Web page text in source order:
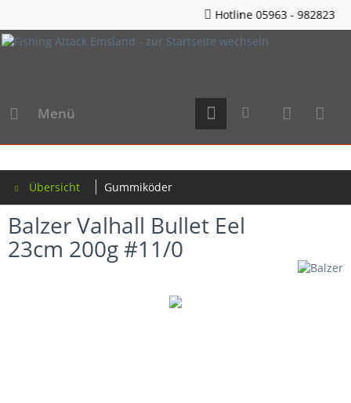
Hotline 05963 - 982823
Menü
Übersicht Gummiköder
Balzer Valhall Bullet Eel
23cm 200g #11/0